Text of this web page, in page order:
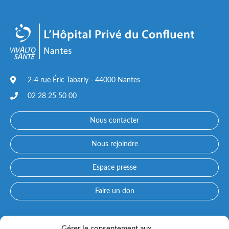
2-4 rue Éric Tabarly - 44000 Nantes
02 28 25 50 00
Nous contacter
Nous rejoindre
Espace presse
Faire un don